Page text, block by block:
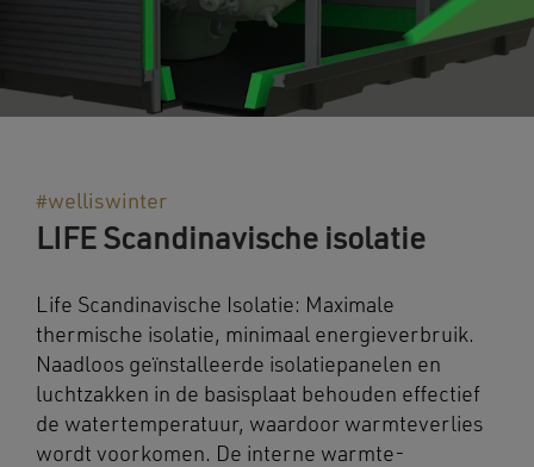
#welliswinter
LIFE Scandinavische isolatie
Life Scandinavische Isolatie: Maximale
thermische isolatie, minimaal energieverbruik.
Naadloos geïnstalleerde isolatiepanelen en
luchtzakken in de basisplaat behouden effectief
de watertemperatuur, waardoor warmteverlies
wordt voorkomen. De interne warmte-